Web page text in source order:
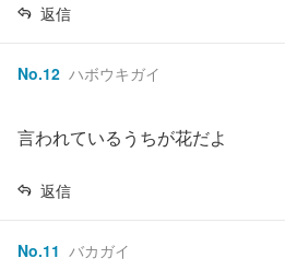
返信
No.12 ハボウキガイ
言われているうちが花だよ
返信
No.11 バカガイ